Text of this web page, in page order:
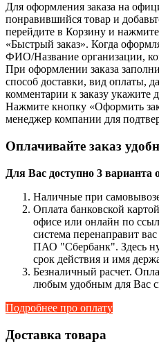
Для оформления заказа на
понравившийся товар и
перейдите в Корзину и
«Быстрый заказ». Когда
ФИО/Название организации,
При оформлении заказа
способ доставки, вид оплаты,
комментарии к заказу
Нажмите кнопку «Оформить
менеджер компании для
Оплачивайте заказ
Для Вас доступно 3 варианта
Наличные при
Оплата банковской
офисе или онлайн по
система перенаправит
ПАО "Сбербанк". Здесь
срок действия и имя
Безналичный расчет.
любым удобным для Вас
Подробнее про оплату
Доставка товара